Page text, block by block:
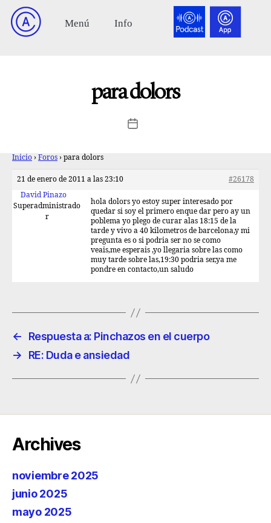
para dolors
Inicio › Foros › para dolors
21 de enero de 2011 a las 23:10
#26178
David Pinazo
Superadministrado
r
hola dolors yo estoy super interesado por
quedar si soy el primero enque dar pero ay un
poblema yo plego de curar alas 18:15 de la
tarde y vivo a 40 kilometros de barcelona,y mi
pregunta es o si podria ser no se como
veais,me esperais ,yo llegaria sobre las como
muy tarde sobre las,19:30 podria ser,ya me
pondre en contacto,un saludo
←
Respuesta a: Pinchazos en el cuerpo
→
RE: Duda e ansiedad
Archives
noviembre 2025
junio 2025
mayo 2025